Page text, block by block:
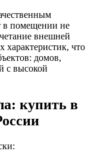
в помещении не
внешней
что
домов,
с высокой
купить в